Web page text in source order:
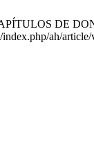
DE
ah/